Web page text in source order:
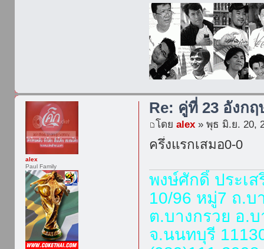
Re: คู่ที่ 23 อังก
โดยalex » พุธ มิ.ย. 20,
ครึ่งแรกเสมอ0-0
พงษ์ศักดิ์ ประเ
10/96 หมู่7 ถ.บ
ต.บางกรวย อ.บ
จ.นนทบุรี
alex
Paul Family